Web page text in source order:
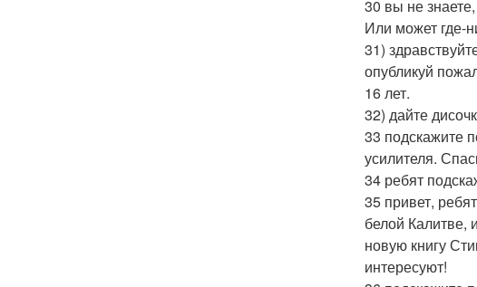
30 вы не
Или может где-
31)
опубликуй
16 лет.
32) дайте
33 подскажите
усилителя.
34 ребят
35 привет,
белой Калитве,
новую книгу
интересуют!